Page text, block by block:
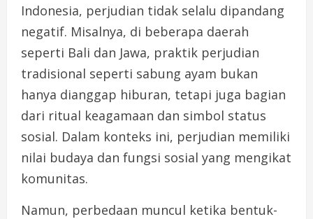
Indonesia, perjudian tidak selalu dipandang
negatif. Misalnya, di beberapa daerah
seperti Bali dan Jawa, praktik perjudian
tradisional seperti sabung ayam bukan
hanya dianggap hiburan, tetapi juga bagian
dari ritual keagamaan dan simbol status
sosial. Dalam konteks ini, perjudian memiliki
nilai budaya dan fungsi sosial yang mengikat
komunitas.
Namun, perbedaan muncul ketika bentuk-